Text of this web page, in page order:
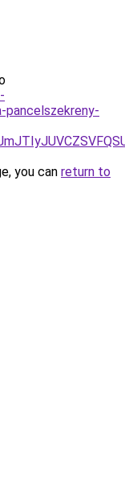
pancelszekreny-
you can return to